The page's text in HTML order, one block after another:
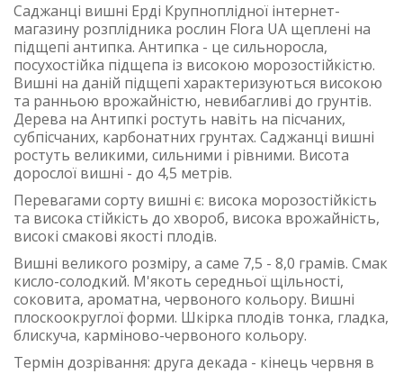
Саджанці вишні Ерді Крупноплідної інтернет-
магазину розплідника рослин Flora UA щеплені на
підщепі антипка. Антипка - це сильноросла,
посухостійка підщепа із високою морозостійкістю.
Вишні на даній підщепі характеризуються високою
та ранньою врожайністю, невибагливі до грунтів.
Дерева на Антипкі ростуть навіть на пісчаних,
субпісчаних, карбонатних грунтах. Саджанці вишні
ростуть великими, сильними і рівними. Висота
дорослої вишні - до 4,5 метрів.
Перевагами сорту вишні є: висока морозостійкість
та висока стійкість до хвороб, висока врожайність,
високі смакові якості плодів.
Вишні великого розміру, а саме 7,5 - 8,0 грамів. Смак
кисло-солодкий. М'якоть середньої щільності,
соковита, ароматна, червоного кольору. Вишні
плоскоокруглої форми. Шкірка плодів тонка, гладка,
блискуча, карміново-червоного кольору.
Термін дозрівання: друга декада - кінець червня в